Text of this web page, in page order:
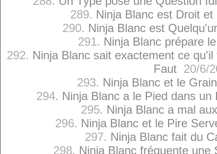
289. Ninja Blanc est Droit et
290. Ninja Blanc est
291. Ninja Blanc prépare
292. Ninja Blanc sait exactement ce
Faut20/6/
293. Ninja Blanc et le
294. Ninja Blanc a le Pied dans un
295. Ninja Blanc a mal
296. Ninja Blanc et le Pire
297. Ninja Blanc fait du
298. Ninja Blanc fréquente une